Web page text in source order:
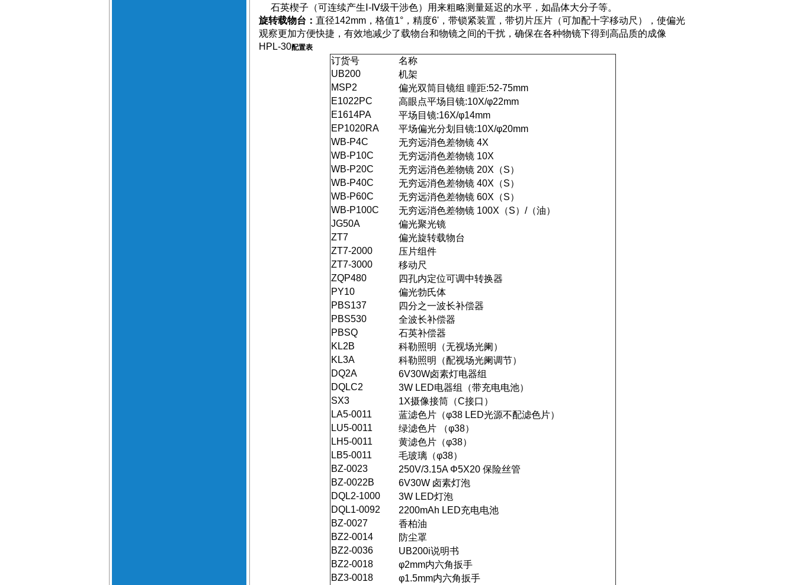
石英楔子（可连续产生Ⅰ-Ⅳ级干涉色）用来粗略测量延迟的水平，如晶体大分子等。
旋转载物台： 直径142mm，格值1°，精度6'，带锁紧装置，带切片压片（可加配十字移动尺），使偏光
观察更加方便快捷，有效地减少了载物台和物镜之间的干扰，确保在各种物镜下得到高品质的成像
HPL-30配置表
订货号
名称
UB200
机架
MSP2
偏光双筒目镜组 瞳距:52-75mm
E1022PC
高眼点平场目镜:10X/φ22mm
E1614PA
平场目镜:16X/φ14mm
EP1020RA
平场偏光分划目镜:10X/φ20mm
WB-P4C
无穷远消色差物镜 4X
WB-P10C
无穷远消色差物镜 10X
WB-P20C
无穷远消色差物镜 20X（S）
WB-P40C
无穷远消色差物镜 40X（S）
WB-P60C
无穷远消色差物镜 60X（S）
WB-P100C
无穷远消色差物镜 100X（S）/（油）
JG50A
偏光聚光镜
ZT7
偏光旋转载物台
ZT7-2000
压片组件
ZT7-3000
移动尺
ZQP480
四孔内定位可调中转换器
PY10
偏光勃氏体
PBS137
四分之一波长补偿器
PBS530
全波长补偿器
PBSQ
石英补偿器
KL2B
科勒照明（无视场光阑）
KL3A
科勒照明（配视场光阑调节）
DQ2A
6V30W卤素灯电器组
DQLC2
3W LED电器组（带充电电池）
SX3
1X摄像接筒（C接口）
LA5-0011
蓝滤色片（φ38 LED光源不配滤色片）
LU5-0011
绿滤色片 （φ38）
LH5-0011
黄滤色片（φ38）
LB5-0011
毛玻璃（φ38）
BZ-0023
250V/3.15A Φ5X20 保险丝管
BZ-0022B
6V30W 卤素灯泡
DQL2-1000
3W LED灯泡
DQL1-0092
2200mAh LED充电电池
BZ-0027
香柏油
BZ2-0014
防尘罩
BZ2-0036
UB200i说明书
BZ2-0018
φ2mm内六角扳手
BZ3-0018
φ1.5mm内六角扳手